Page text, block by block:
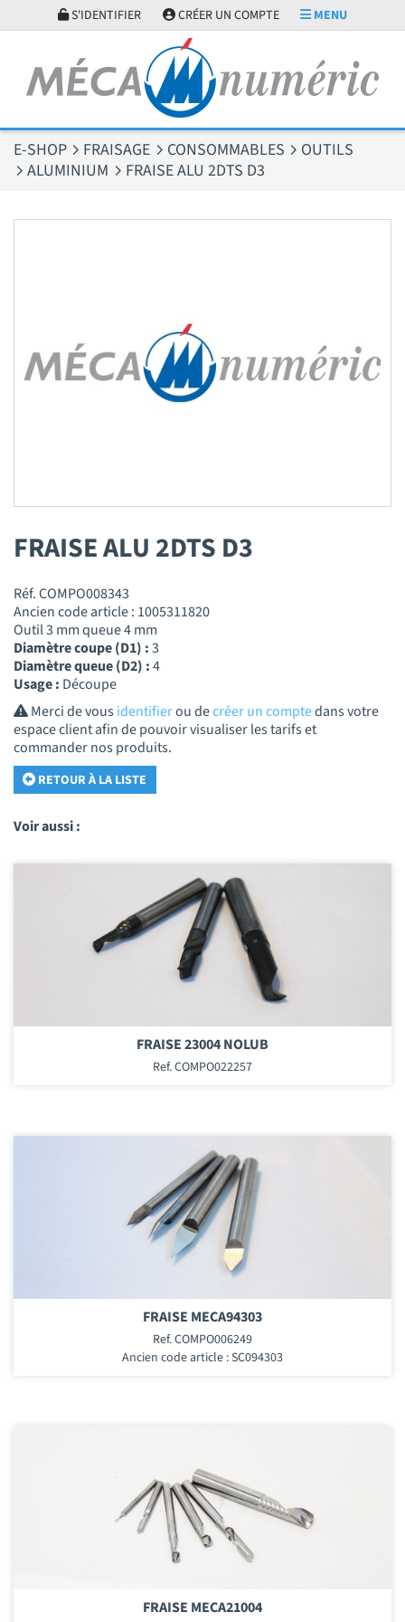
S'IDENTIFIER CRÉER UN COMPTE MENU
E-SHOP FRAISAGE CONSOMMABLES
OUTILS
ALUMINIUM
FRAISE ALU 2DTS D3
FRAISE ALU 2DTS D3
Réf. COMPO008343
Ancien code article : 1005311820
Outil 3 mm queue 4 mm
Diamètre coupe (D1) :3
Diamètre queue (D2) :4
Usage : Découpe
Merci de vousidentifierou decréer un comptedans votre
espace client afin de pouvoir visualiser les tarifs et
commander nos produits.
RETOUR À LA LISTE
Voir aussi :
FRAISE 23004 NOLUB
Ref. COMPO022257
FRAISE MECA94303
Ref. COMPO006249
Ancien code article : SC094303
FRAISE MECA21004
Panneau de gestion des cookies